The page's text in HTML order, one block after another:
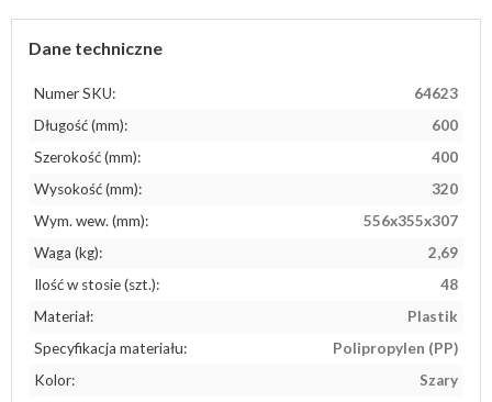
Dane techniczne
Numer SKU:
64623
Długość (mm):
600
Szerokość (mm):
400
Wysokość (mm):
320
Wym. wew. (mm):
556x355x307
Waga (kg):
2,69
Ilość w stosie (szt.):
48
Materiał:
Plastik
Specyfikacja materiału:
Polipropylen (PP)
Kolor:
Szary